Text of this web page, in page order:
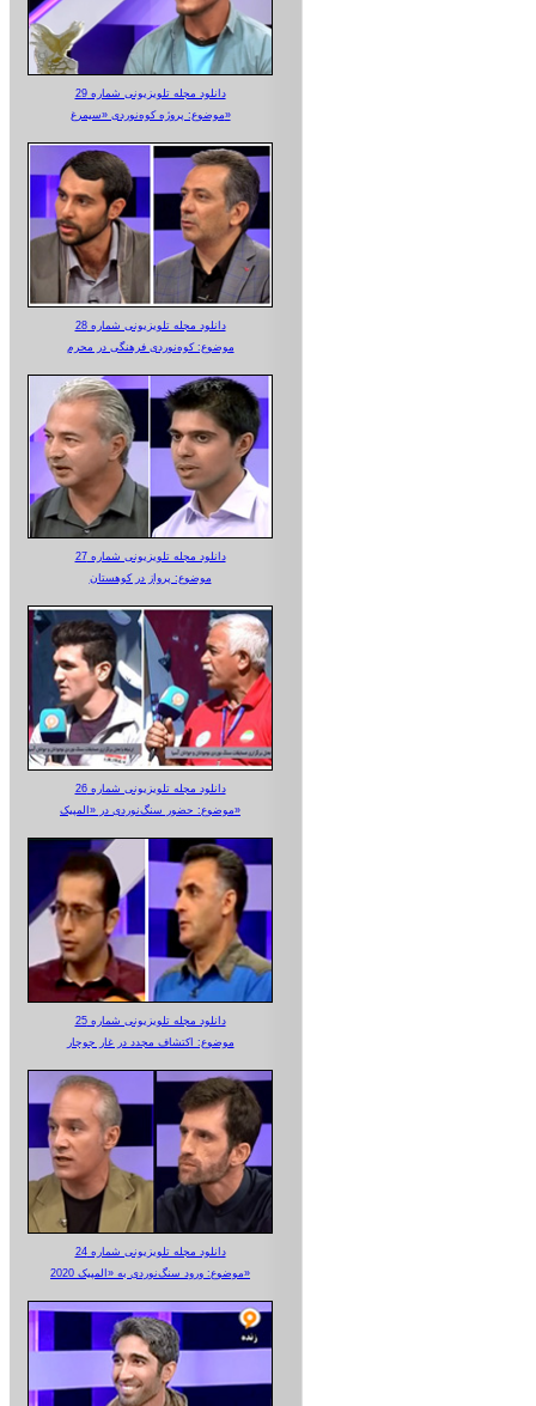
دانلود مجله تلویزیونی شماره 29
موضوع: پروژه کوه‌نوردی «سیمرغ»
دانلود مجله تلویزیونی شماره 28
موضوع: کوه‌نوردی فرهنگی در محرم
دانلود مجله تلویزیونی شماره 27
موضوع: پرواز در کوهستان
دانلود مجله تلویزیونی شماره 26
موضوع: حضور سنگ‌نوردی در «المپیک»
دانلود مجله تلویزیونی شماره 25
موضوع: اکتشاف مجدد در غار جوجار
دانلود مجله تلویزیونی شماره 24
موضوع: ورود سنگ‌نوردی به «المپیک 2020»